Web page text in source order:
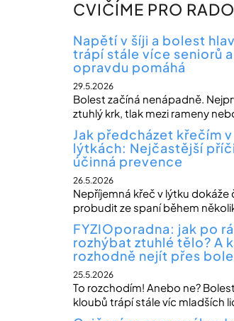
CVIČÍME PRO
Napětí v šíji a bolest
trápí stále více seniorů
opravdu pomáhá
29.5.2026
Bolest začíná nenápadně.
ztuhlý krk, tlak mezi rameny
Jak předcházet křečím v
lýtkách: Nejčastější
účinná prevence
26.5.2026
Nepříjemná křeč v lýtku dokáže
probudit ze spaní během
FYZIOporadna: jak po
rozhýbat ztuhlé tělo? A
rozhodně nejít přes
25.5.2026
To rozchodím! Anebo ne?
kloubů trápí stále víc mladších